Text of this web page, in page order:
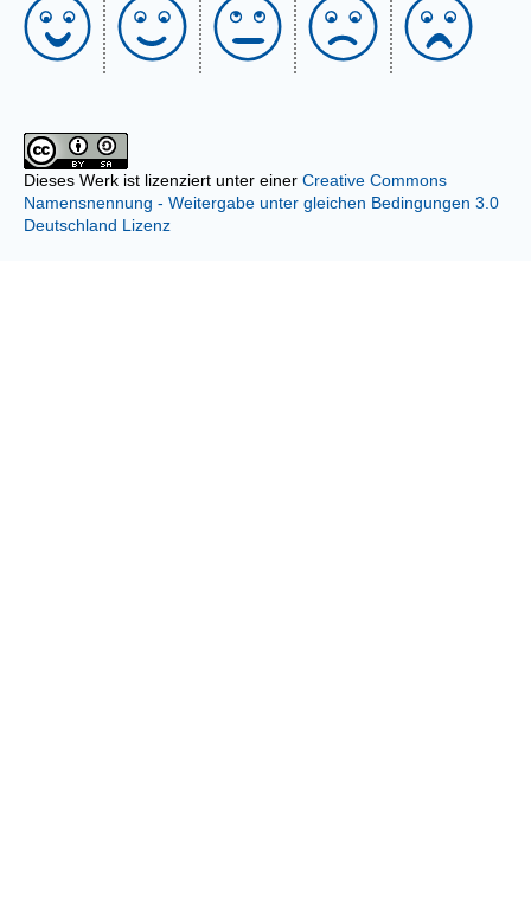
Dieses Werk ist lizenziert unter einer Creative Commons
Namensnennung - Weitergabe unter gleichen Bedingungen 3.0
Deutschland Lizenz